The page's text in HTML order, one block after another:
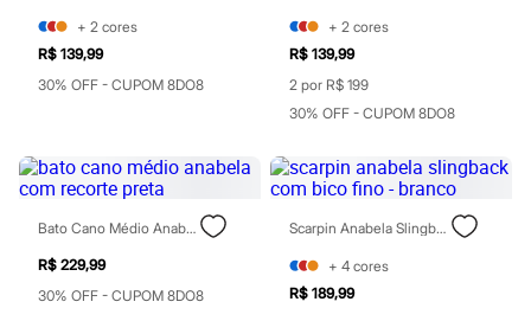
Bolsas
Bonés e Chapéus
Cintos
Calçados
Botas
Chinelos
Rasteirinhas
Sandálias
Sapatilhas
Tênis
Marcas
+ 2 cores
R$ 139,99
30% OFF - CUPOM 8DO8
+ 2 cores
R$ 139,99
2 por R$ 199
30% OFF - CUPOM 8DO8
Bato Cano Médio Anabela Com Recorte Preta
R$ 229,99
30% OFF - CUPOM 8DO8
Scarpin Anabela Slingback Com Bico Fino - Branco
+ 4 cores
R$ 189,99